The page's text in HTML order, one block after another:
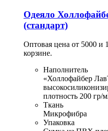
Одеяло
(стандарт)
Оптовая цена от 5000 и
корзине.
Наполнитель
«Холлофайбер
плотность 200 гр/
Ткань
Микрофибра
Упаковка